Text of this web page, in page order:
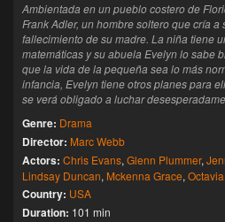
Ambientada en un pueblo costero de
Frank Adler, un hombre soltero que cría a
fallecimiento de su madre. La niña tiene
matemáticas y su abuela Evelyn lo sabe
que la vida de la pequeña sea lo más
infancia, Evelyn tiene otros planes para
se verá obligado a luchar
Genre: Drama
Director: Marc Webb
Actors: Chris Evans, Glenn Plummer,
Lindsay Duncan, Mckenna Grace,
Country: USA
Duration: 101 min